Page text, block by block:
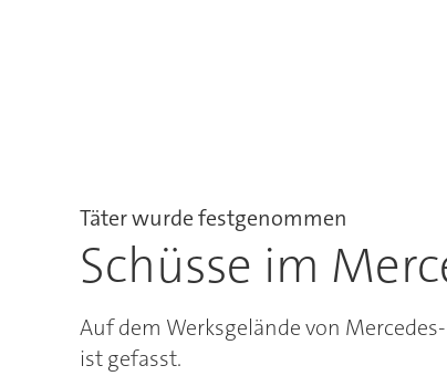
Täter wurde festgenommen
Schüsse im
Auf dem Werksgelände von
ist gefasst.